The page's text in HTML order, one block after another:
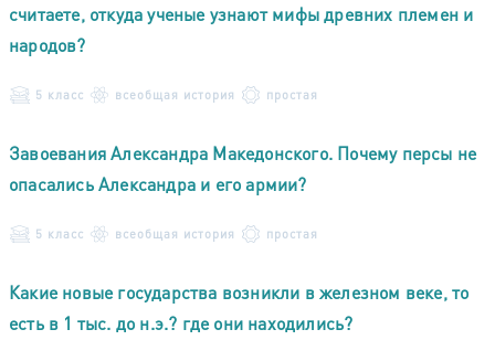
считаете, откуда ученые узнают мифы древних племен и
народов?
5 класс всеобщая история простая
Завоевания Александра Македонского. Почему персы не
опасались Александра и его армии?
5 класс всеобщая история простая
Какие новые государства возникли в железном веке, то
есть в 1 тыс. до н.э.? где они находились?